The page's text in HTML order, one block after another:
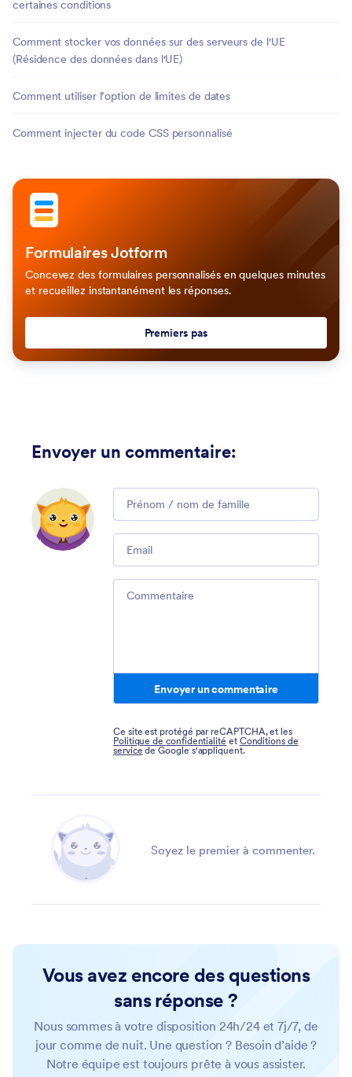
certaines conditions
Comment stocker vos données sur des serveurs de l'UE
(Résidence des données dans l'UE)
Comment utiliser l’option de limites de dates
Comment injecter du code CSS personnalisé
Formulaires Jotform
Concevez des formulaires personnalisés en quelques minutes
et recueillez instantanément les réponses.
Premiers pas
Envoyer un commentaire:
Envoyer un commentaire
Ce site est protégé par reCAPTCHA, et les
Politique de confidentialité et Conditions de
service de Google s'appliquent.
Soyez le premier à commenter.
Vous avez encore des questions
sans réponse ?
Nous sommes à votre disposition 24h/24 et 7j/7, de
jour comme de nuit. Une question ? Besoin d’aide ?
Notre équipe est toujours prête à vous assister.